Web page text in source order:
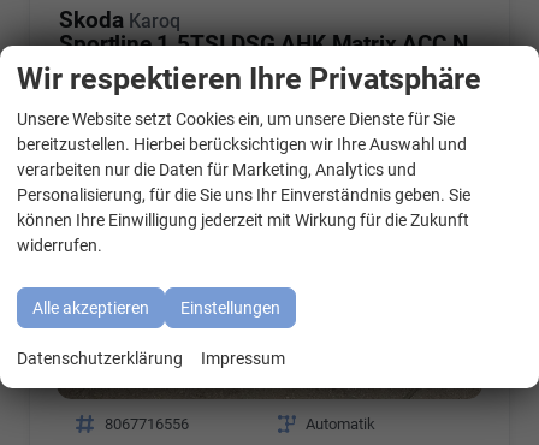
Skoda Karoq
Sportline 1.5TSI DSG AHK Matrix ACC Navi Sound Totwinkel
Fahrzeugnr. 8067716556 Getriebe Automatik
Wir respektieren Ihre Privatsphäre
Unsere Website setzt Cookies ein, um unsere Dienste für Sie
bereitzustellen. Hierbei berücksichtigen wir Ihre Auswahl und
verarbeiten nur die Daten für Marketing, Analytics und
Personalisierung, für die Sie uns Ihr Einverständnis geben. Sie
können Ihre Einwilligung jederzeit mit Wirkung für die Zukunft
widerrufen.
Alle akzeptieren Einstellungen
Datenschutzerklärung Impressum